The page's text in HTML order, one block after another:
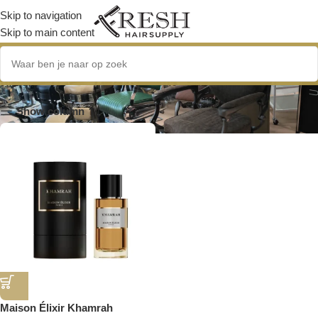
Skip to navigation
Skip to main content
kaneel
Show column
Maison Élixir Khamrah